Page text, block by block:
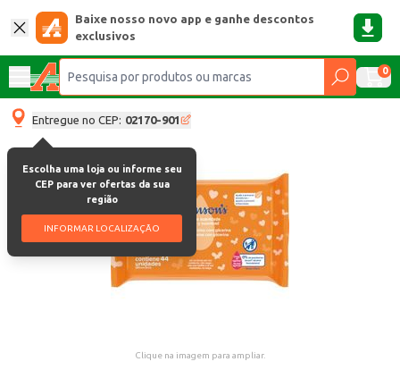
Baixe nosso novo app e ganhe descontos
exclusivos
0
Entregue no CEP: 02170-901
Escolha uma loja ou informe seu
CEP para ver ofertas da sua
região
INFORMAR LOCALIZAÇÃO
Clique na imagem para ampliar.